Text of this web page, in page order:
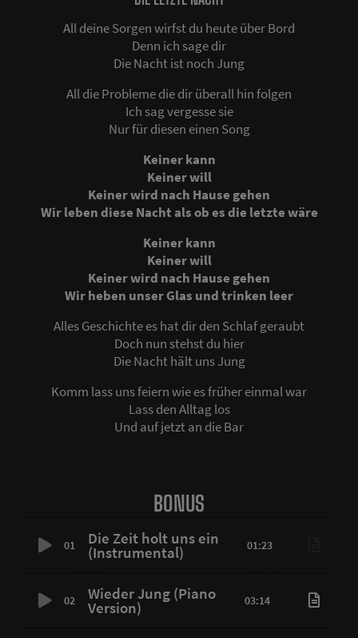
All deine Sorgen wirfst du heute über Bord
Denn ich sage dir
Die Nacht ist noch Jung
All die Probleme die dir überall hin folgen
Ich sag vergesse sie
Nur für diesen einen Song
Keiner kann
Keiner will
Keiner wird nach Hause gehen
Wir leben diese Nacht als ob es die letzte wäre
Keiner kann
Keiner will
Keiner wird nach Hause gehen
Wir heben unser Glas und trinken leer
Alles Geschichte es hat dir den Schlaf geraubt
Doch nun stehst du hier
Die Nacht hält uns Jung
Komm lass uns feiern wie es früher einmal war
Lass den Alltag los
Und auf jetzt an die Bar
BONUS
01 Die Zeit holt uns ein
(Instrumental) 01:23
02 Wieder Jung (Piano
Version) 03:14